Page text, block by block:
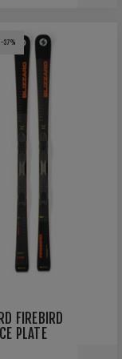
-37%
FIREBIRD
PLATE